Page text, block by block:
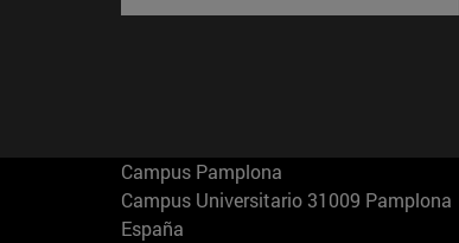
Campus Pamplona
Campus Universitario 31009 Pamplona
España